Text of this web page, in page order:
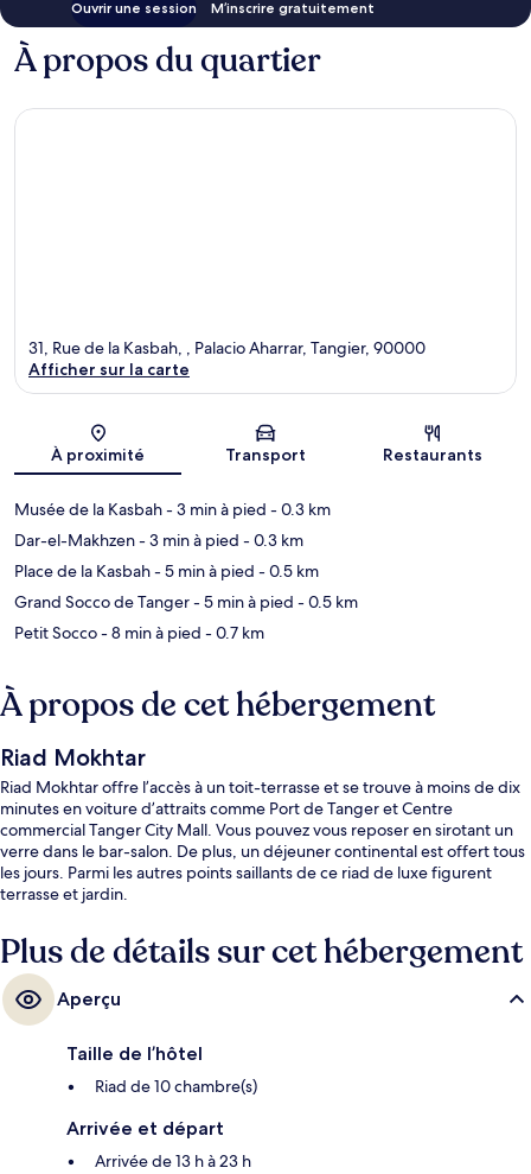
Ouvrir une session M’inscrire gratuitement
À propos du quartier
Carte
31, Rue de la Kasbah, , Palacio Aharrar, Tangier, 90000
Afficher sur la carte
À proximité Transport Restaurants
Musée de la Kasbah- 3 min à pied - 0.3 km
Dar-el-Makhzen- 3 min à pied - 0.3 km
Place de la Kasbah- 5 min à pied - 0.5 km
Grand Socco de Tanger- 5 min à pied - 0.5 km
Petit Socco- 8 min à pied - 0.7 km
À propos de cet hébergement
Riad Mokhtar
Riad Mokhtar offre l’accès à un toit-terrasse et se trouve à moins de dix
minutes en voiture d’attraits comme Port de Tanger et Centre
commercial Tanger City Mall. Vous pouvez vous reposer en sirotant un
verre dans le bar-salon. De plus, un déjeuner continental est offert tous
les jours. Parmi les autres points saillants de ce riad de luxe figurent
terrasse et jardin.
Plus de détails sur cet hébergement
Aperçu
Taille de l’hôtel
Riad de 10 chambre(s)
Arrivée et départ
Arrivée de 13 h à 23 h